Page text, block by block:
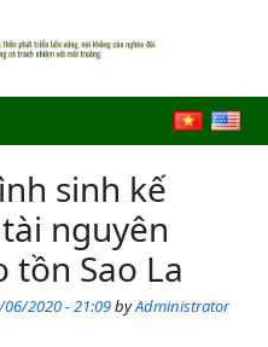
sinh kế
nguyên
Sao La
2020 - 21:09byAdministrator